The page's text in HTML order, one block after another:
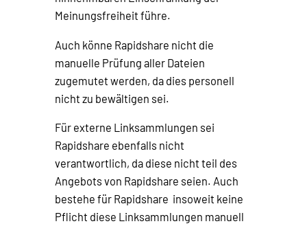
Meinungsfreiheit führe.
Auch könne Rapidshare nicht die
manuelle Prüfung aller Dateien
zugemutet werden, da dies personell
nicht zu bewältigen sei.
Für externe Linksammlungen sei
Rapidshare ebenfalls nicht
verantwortlich, da diese nicht teil des
Angebots von Rapidshare seien. Auch
bestehe für Rapidshare insoweit keine
Pflicht diese Linksammlungen manuell